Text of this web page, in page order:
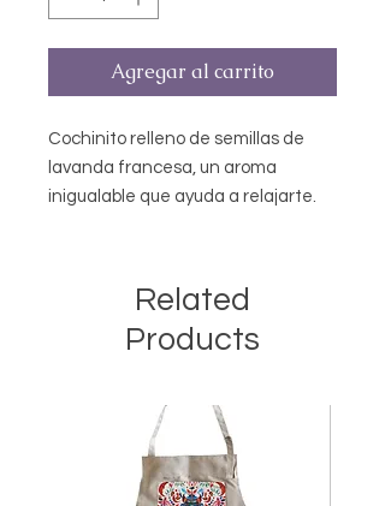
Agregar al carrito
Cochinito relleno de semillas de
lavanda francesa, un aroma
inigualable que ayuda a relajarte.
el microondas dentro de una bolsa
de plastico, para aromatizar
lugares pequeños como cajones de
duerme junto de el. *Frotalo tantas
veces quieras para intesificar el
aroma. *El color de las telas pueden
Related
Products